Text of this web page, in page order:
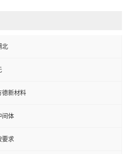
北
德新材料
间体
要求